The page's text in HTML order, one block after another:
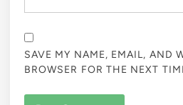
SAVE MY NAME, EMAIL, AND
BROWSER FOR THE NEXT